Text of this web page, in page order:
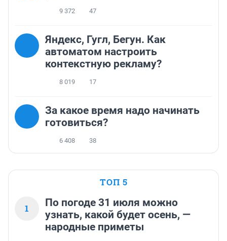
9 372 47
Яндекс, Гугл, Бегун. Как
автоматом настроить
контекстную рекламу?
8 019 17
За какое время надо начинать
готовиться?
6 408 38
ТОП 5
1
По погоде 31 июля можно
узнать, какой будет осень, —
народные приметы